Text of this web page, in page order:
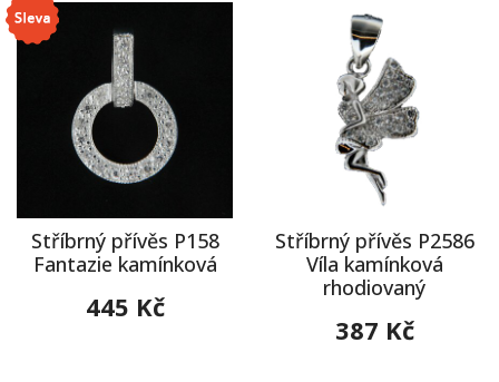
Stříbrný přívěs P158
Fantazie kamínková
445 Kč
Stříbrný přívěs P2586
Víla kamínková
rhodiovaný
387 Kč